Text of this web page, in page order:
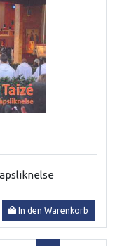
In den Warenkorb